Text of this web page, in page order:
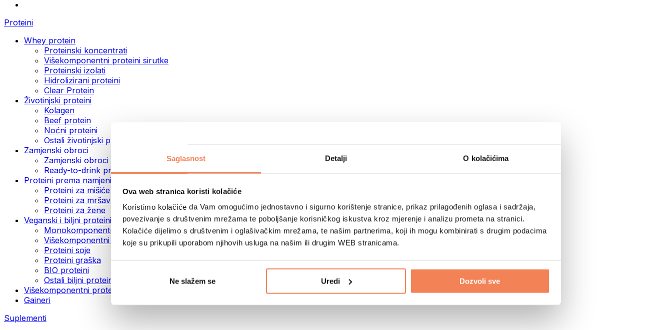
Saglasnost Detalji O kolačićima
Ova web stranica koristi kolačiće
Koristimo kolačiće da Vam omogućimo jednostavno i sigurno korištenje stranice, prikaz prilagođenih oglasa i sadržaja,
povezivanje s društvenim mrežama te poboljšanje korisničkog iskustva kroz mjerenje i analizu prometa na stranici.
Kolačiće dijelimo s društvenim i oglašivačkim mrežama, te našim partnerima, koji ih mogu kombinirati s drugim podacima
koje su prikupili uporabom njihovih usluga na našim ili drugim WEB stranicama.
Ne slažem se Uredi Dozvoli sve
Proteini
Whey protein
Proteinski koncentrati
Višekomponentni proteini sirutke
Proteinski izolati
Hidrolizirani proteini
Clear Protein
Životinjski proteini
Kolagen
Beef protein
Noćni proteini
Ostali životinjski proteini
Zamjenski obroci
Zamjenski obroci u prahu
Ready-to-drink proteinski napici
Proteini prema namjeni
Proteini za mišiće
Proteini za mršavljenje
Proteini za žene
Veganski i biljni proteini
Monokomponentni veganski proteini
Višekomponentni veganski proteini
Proteini soje
Proteini graška
BIO proteini
Ostali biljni proteini
Višekomponentni protein
Gaineri
Suplementi